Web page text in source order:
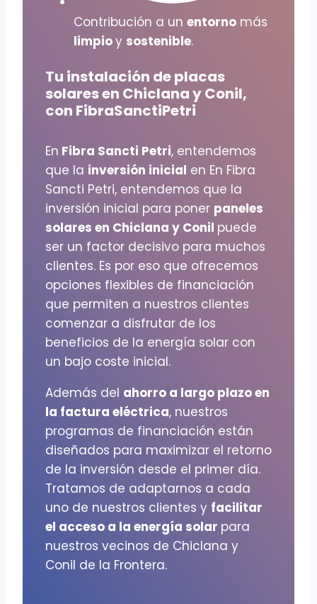
Contribución a un entorno más
limpioy sostenible.
Tu instalación de placas
solares en Chiclana y Conil,
con FibraSanctiPetri
En Fibra Sancti Petri, entendemos
que la inversión inicial en En Fibra
Sancti Petri, entendemos que la
inversión inicial para poner paneles
solares en Chiclana y Conil puede
ser un factor decisivo para muchos
clientes. Es por eso que ofrecemos
opciones flexibles de financiación
que permiten a nuestros clientes
comenzar a disfrutar de los
beneficios de la energía solar con
un bajo coste inicial.
Además del ahorro a largo plazo en
la factura eléctrica, nuestros
programas de financiación están
diseñados para maximizar el retorno
de la inversión desde el primer día.
Tratamos de adaptarnos a cada
uno de nuestros clientes y facilitar
el acceso a la energía solar para
nuestros vecinos de Chiclana y
Conil de la Frontera.